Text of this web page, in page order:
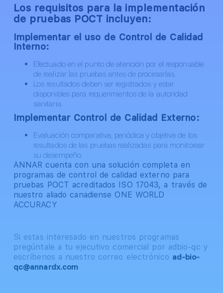
Los requisitos para la implementación
de pruebas POCT incluyen:
Implementar el uso de Control de Calidad
Interno:
Efectuado en el punto de atención por el responsable
de realizar las pruebas antes de procesarlas.
Los resultados deben ser registrados y estar
disponibles para requerimientos de la autoridad
sanitaria.
Implementar Control de Calidad Externo:
Evaluación comparativa, periódica y objetiva de los
resultados de las pruebas realizadas para monitorear
su desempeño.
ANNAR cuenta con una solución completa en
programas de control de calidad externo para
pruebas POCT acreditados ISO 17043, a través de
nuestro aliado canadiense ONE WORLD
ACCURACY
Si estas interesado en nuestros programas
pregúntale a tu ejecutivo comercial por adbio-qc y
escríbenos a nuestro correo electrónico ad-bio-
qc@annardx.com